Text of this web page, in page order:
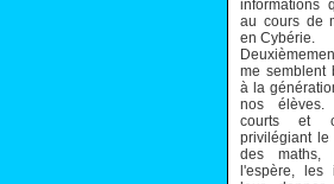
informations
au cours de
en Cybérie.
me semblent
à la
nos
courts et
privilégiant
des maths,
l'espère, les